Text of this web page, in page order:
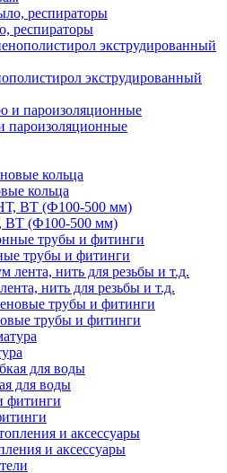
респираторы
экструдированный
пароизоляционные
кольца
ВТ (Ф100-500 мм)
трубы и фитинги
нить для резьбы и т.д.
трубы и фитинги
для воды
и аксессуары